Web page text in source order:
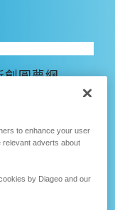
創圓夢網
會
to enhance your user
relevant adverts about
by Diageo and our